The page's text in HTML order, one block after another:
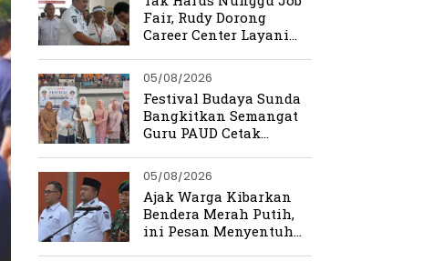
Fair, Rudy Dorong
Career Center Layani
Hari
05/08/2026
Festival Budaya Sunda
Bangkitkan Semangat
Guru PAUD Cetak
05/08/2026
Ajak Warga Kibarkan
Bendera Merah Putih,
ini Pesan Menyentuh